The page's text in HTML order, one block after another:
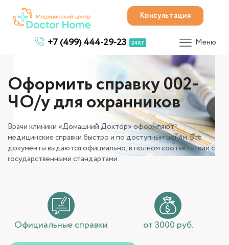
Консультация
+7 (499) 444-29-23 24X7 Меню
Оформить справку 002-
ЧО/у для охранников
Врачи клиники «Домашний Доктор» оформляют
медицинские справки быстро и по доступным ценам. Все
документы выдаются официально, в полном соответствии с
государственными стандартами.
Официальные справки от 3000 руб.